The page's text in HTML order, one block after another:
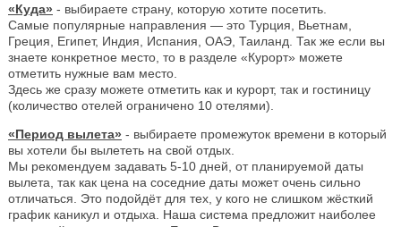
«Куда» - выбираете страну, которую хотите посетить.
Самые популярные направления — это Турция, Вьетнам,
Греция, Египет, Индия, Испания, ОАЭ, Таиланд. Так же если вы
знаете конкретное место, то в разделе «Курорт» можете
отметить нужные вам место.
Здесь же сразу можете отметить как и курорт, так и гостиницу
(количество отелей ограничено 10 отелями).
«Период вылета» - выбираете промежуток времени в который
вы хотели бы вылететь на свой отдых.
Мы рекомендуем задавать 5-10 дней, от планируемой даты
вылета, так как цена на соседние даты может очень сильно
отличаться. Это подойдёт для тех, у кого не слишком жёсткий
график каникул и отдыха. Наша система предложит наиболее